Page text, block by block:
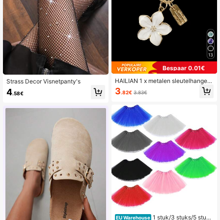
Strass Decor Visnetpanty's
4.58€
13
Bespaar 0.01€
HAILIAN 1 x metalen sleutelhanger
met bloemenmotief. Lichtgewicht e
n elegant Sakura-ontwerp met taga
3.82€ 3.83€
EU Warehouse 1 stuk/3 stuks/5 stuks